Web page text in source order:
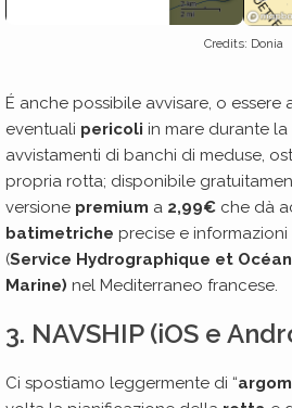
Credits: Donia
É anche possibile avvisare, o essere
eventuali pericoli in mare durante
avvistamenti di banchi di meduse,
propria rotta; disponibile
versione premium a 2,99€ che dà
batimetriche precise e
(Service Hydrographique et
Marine) nel Mediterraneo francese.
3. NAVSHIP (iOS e
Ci spostiamo leggermente di “